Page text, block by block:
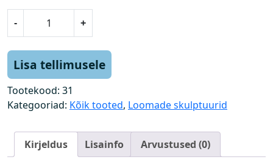
-
,
T
a
k
+
Lisa tellimusele
Tootekood: 31
Kategooriad: Kõik tooted, Loomade skulptuurid
Kirjeldus Lisainfo Arvustused (0)